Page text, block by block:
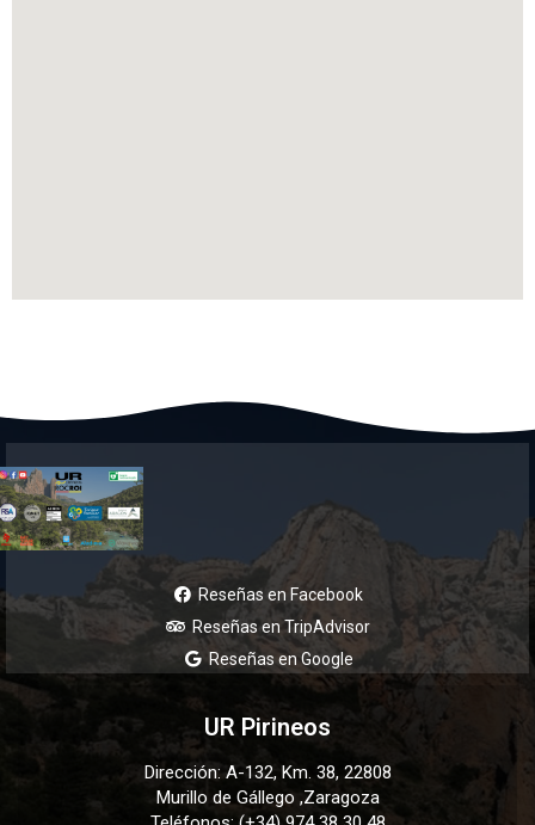
Reseñas en Facebook
Reseñas en TripAdvisor
Reseñas en Google
UR Pirineos
Dirección: A-132, Km. 38, 22808
Murillo de Gállego ,Zaragoza